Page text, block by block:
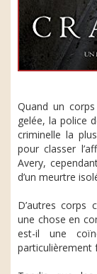
Quand un
gelée, la police
criminelle la
pour classer
Avery,
d’un meurtre
D’autres corps
une chose en
est-il une
particulièrement